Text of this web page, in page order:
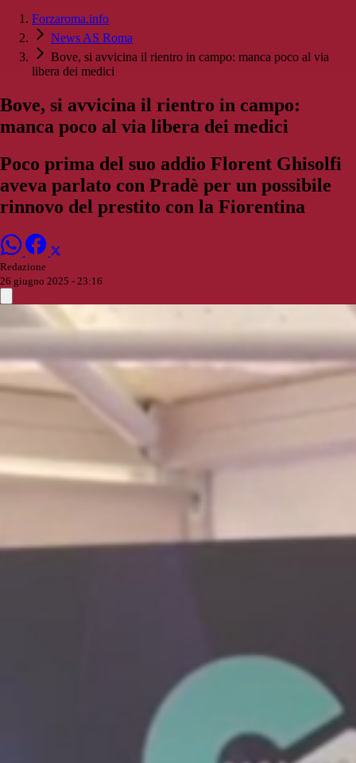
Forzaroma.info
News AS Roma
Bove, si avvicina il rientro in campo: manca poco al via
libera dei medici
Bove, si avvicina il rientro in campo:
manca poco al via libera dei medici
Poco prima del suo addio Florent Ghisolfi
aveva parlato con Pradè per un possibile
rinnovo del prestito con la Fiorentina
Redazione
26 giugno 2025 - 23:16